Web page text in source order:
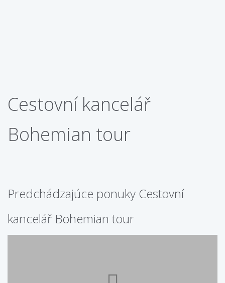
Cestovní kancelář
Bohemian tour
Predchádzajúce ponuky Cestovní
kancelář Bohemian tour